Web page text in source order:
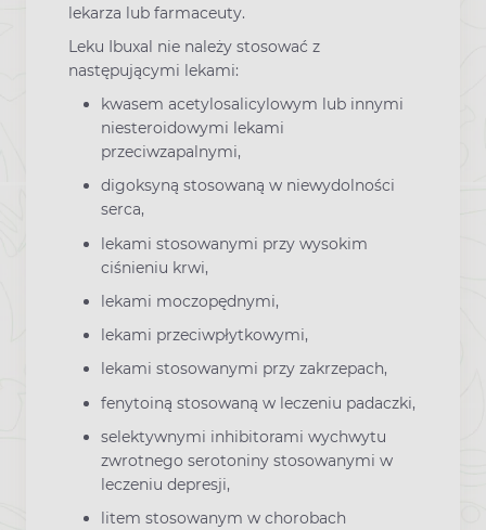
lekarza lub farmaceuty.
Leku Ibuxal nie należy stosować z
następującymi lekami:
kwasem acetylosalicylowym lub innymi
niesteroidowymi lekami
przeciwzapalnymi,
digoksyną stosowaną w niewydolności
serca,
lekami stosowanymi przy wysokim
ciśnieniu krwi,
lekami moczopędnymi,
lekami przeciwpłytkowymi,
lekami stosowanymi przy zakrzepach,
fenytoiną stosowaną w leczeniu padaczki,
selektywnymi inhibitorami wychwytu
zwrotnego serotoniny stosowanymi w
leczeniu depresji,
litem stosowanym w chorobach